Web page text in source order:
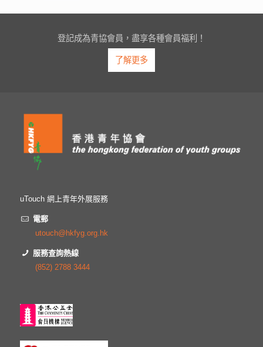
登記成為青協會員，盡享各種會員福利！
了解更多
uTouch 網上青年外展服務
電郵
utouch@hkfyg.org.hk
服務查詢熱線
(852) 2788 3444